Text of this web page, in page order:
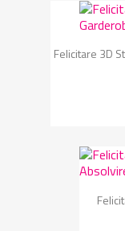
Felicitare 3D